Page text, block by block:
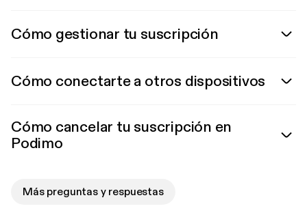
Cómo gestionar tu suscripción
Cómo conectarte a otros dispositivos
Cómo cancelar tu suscripción en
Podimo
Más preguntas y respuestas